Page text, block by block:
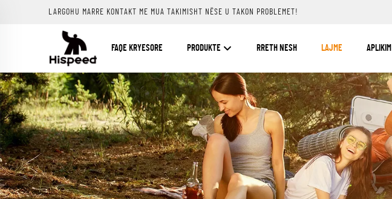
LARGOHU MARRE KONTAKT ME MUA TAKIMISHT NËSE U TAKON PROBLEMET!
FAQE KRYESORE PRODUKTE RRETH NESH LAJME APLIKIM